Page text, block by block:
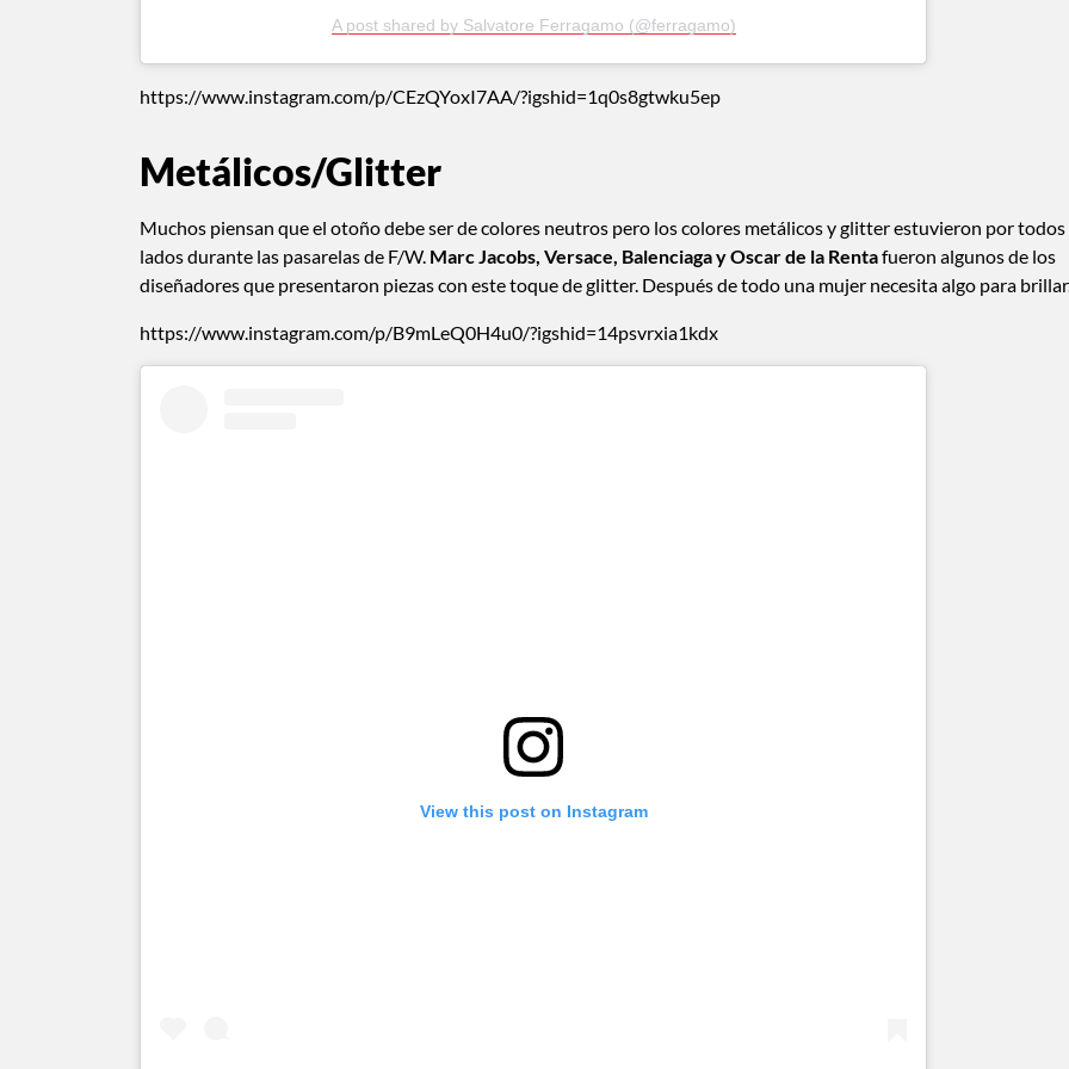
A post shared by Salvatore Ferragamo (@ferragamo)
https://www.instagram.com/p/CEzQYoxI7AA/?igshid=1q0s8gtwku5ep
Metálicos/Glitter
Muchos piensan que el otoño debe ser de colores neutros pero los colores metálicos y glitter estuvieron por todos
lados durante las pasarelas de F/W. Marc Jacobs, Versace, Balenciaga y Oscar de la Rentafueron algunos de los
diseñadores que presentaron piezas con este toque de glitter. Después de todo una mujer necesita algo para
https://www.instagram.com/p/B9mLeQ0H4u0/?igshid=14psvrxia1kdx
View this post on Instagram